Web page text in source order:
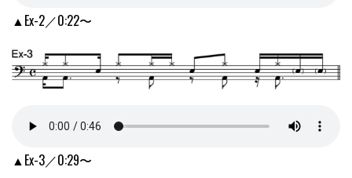
▲Ex-2／0:22〜
▲Ex-3／0:29〜